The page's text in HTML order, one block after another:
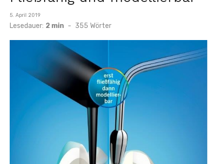
Veröffentlicht
am
5. April 2019
Lesedauer: 2 min - 355 Wörter